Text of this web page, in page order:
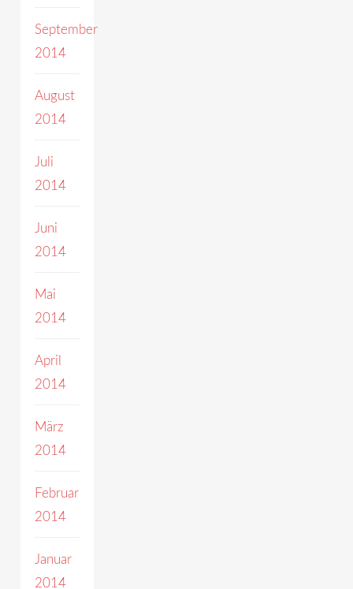
September
2014
August
2014
Juli
2014
Juni
2014
Mai
2014
April
2014
März
2014
Februar
2014
Januar
2014